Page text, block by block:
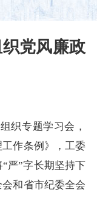
党风廉政
织专题学习会，
作条例》
，工委
“严”字长期坚持下
和省市纪委全会